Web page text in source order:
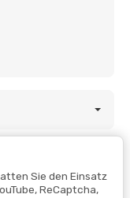
Sie den Einsatz
ReCaptcha,